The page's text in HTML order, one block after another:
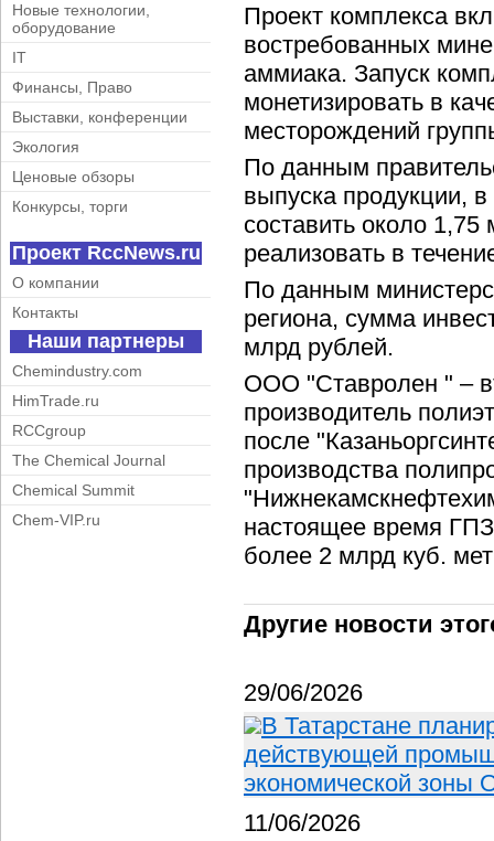
Новые технологии,
оборудование
IT
Финансы, Право
Выставки, конференции
Экология
Ценовые обзоры
Конкурсы, торги
Проект RccNews.ru
О компании
Контакты
Наши партнеры
Chemindustry.com
HimTrade.ru
RCCgroup
The Chemical Journal
Chemical Summit
Chem-VIP.ru
Проект комплекса
востребованных
аммиака. Запуск
монетизировать в
месторождений
По данным
выпуска продукции,
составить около
реализовать в
По данным
региона, сумма
млрд рублей.
ООО "Ставролен " –
производитель
после
производства
настоящее время
более 2 млрд куб.
Другие новости
29/06/2026
В Татарстане
действующей
экономической зоны
11/06/2026